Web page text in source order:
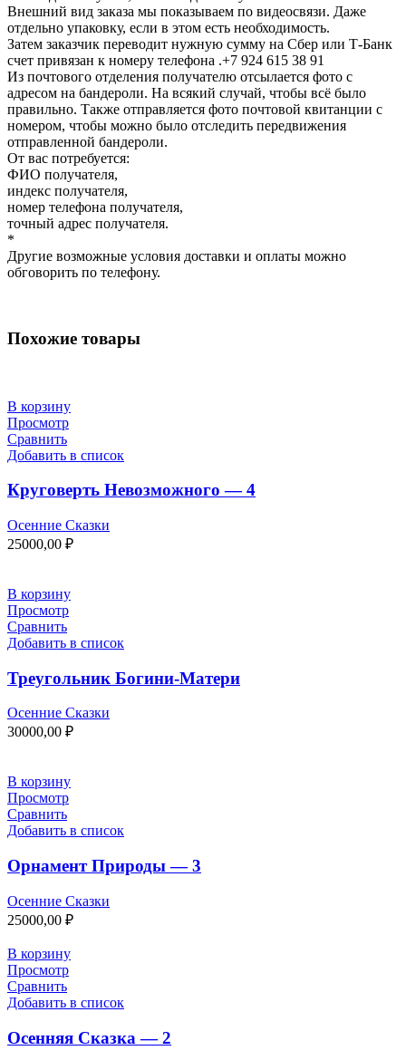
Внешний вид заказа мы показываем по видеосвязи. Даже
отдельно упаковку, если в этом есть необходимость.
Затем заказчик переводит нужную сумму на Сбер или Т-Банк
счет привязан к номеру телефона .+7 924 615 38 91
Из почтового отделения получателю отсылается фото с
адресом на бандероли. На всякий случай, чтобы всё было
правильно. Также отправляется фото почтовой квитанции с
номером, чтобы можно было отследить передвижения
отправленной бандероли.
От вас потребуется:
ФИО получателя,
индекс получателя,
номер телефона получателя,
точный адрес получателя.
*
Другие возможные условия доставки и оплаты можно
обговорить по телефону.
Похожие товары
В корзину
Просмотр
Сравнить
Добавить в список
Круговерть Невозможного — 4
Осенние Сказки
25000,00 ₽
В корзину
Просмотр
Сравнить
Добавить в список
Треугольник Богини-Матери
Осенние Сказки
30000,00 ₽
В корзину
Просмотр
Сравнить
Добавить в список
Орнамент Природы — 3
Осенние Сказки
25000,00 ₽
В корзину
Просмотр
Сравнить
Добавить в список
Осенняя Сказка — 2